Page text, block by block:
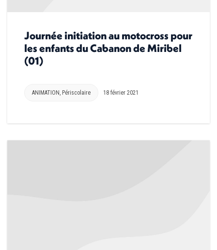
Journée initiation au motocross pour
les enfants du Cabanon de Miribel
(01)
ANIMATION , Périscolaire 18 février 2021